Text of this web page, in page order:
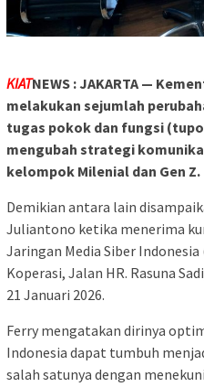
KIATNEWS : JAKARTA —
melakukan sejumlah
tugas pokok dan fungsi
mengubah strategi
kelompok Milenial dan Gen Z.
Demikian antara lain
Juliantono ketika menerima
Jaringan Media Siber
Koperasi, Jalan HR. Rasuna
21 Januari 2026.
Ferry mengatakan dirinya
Indonesia dapat tumbuh
salah satunya dengan